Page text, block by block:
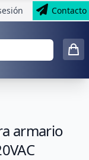
Contacto
armario